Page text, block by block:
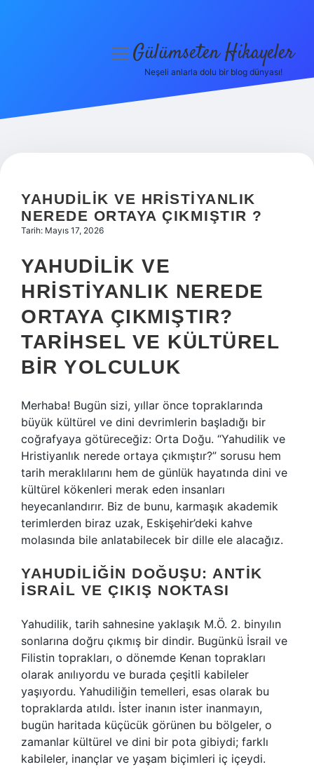
Hakkımızda
menüyüGülümseten Hikayeler
Neşeli anlarla dolu bir blog dünyası!
YAHUDILIK VE HRISTIYANLIK
NEREDE ORTAYA ÇIKMIŞTIR ?
Tarih: Mayıs 17, 2026
YAHUDILIK VE
HRISTIYANLIK NEREDE
ORTAYA ÇIKMIŞTIR?
TARIHSEL VE KÜLTÜREL
BIR YOLCULUK
Merhaba! Bugün sizi, yıllar önce topraklarında
büyük kültürel ve dini devrimlerin başladığı bir
coğrafyaya götüreceğiz: Orta Doğu. “Yahudilik ve
Hristiyanlık nerede ortaya çıkmıştır?” sorusu hem
tarih meraklılarını hem de günlük hayatında dini ve
kültürel kökenleri merak eden insanları
heyecanlandırır. Biz de bunu, karmaşık akademik
terimlerden biraz uzak, Eskişehir’deki kahve
molasında bile anlatabilecek bir dille ele alacağız.
YAHUDILIĞIN DOĞUŞU: ANTIK
İSRAIL VE ÇIKIŞ NOKTASI
Yahudilik, tarih sahnesine yaklaşık M.Ö. 2. binyılın
sonlarına doğru çıkmış bir dindir. Bugünkü İsrail ve
Filistin toprakları, o dönemde Kenan toprakları
olarak anılıyordu ve burada çeşitli kabileler
yaşıyordu. Yahudiliğin temelleri, esas olarak bu
topraklarda atıldı. İster inanın ister inanmayın,
bugün haritada küçücük görünen bu bölgeler, o
zamanlar kültürel ve dini bir pota gibiydi; farklı
kabileler, inançlar ve yaşam biçimleri iç içeydi.